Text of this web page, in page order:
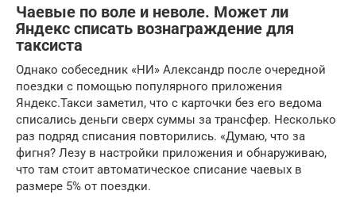
Чаевые по воле и неволе. Может ли
Яндекс списать вознаграждение для
таксиста
Однако собеседник «НИ» Александр после очередной
поездки с помощью популярного приложения
Яндекс.Такси заметил, что с карточки без его ведома
списались деньги сверх суммы за трансфер. Несколько
раз подряд списания повторились. «Думаю, что за
фигня? Лезу в настройки приложения и обнаруживаю,
что там стоит автоматическое списание чаевых в
размере 5% от поездки.